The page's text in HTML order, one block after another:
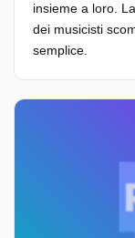
insieme a loro.
dei musicisti
semplice.